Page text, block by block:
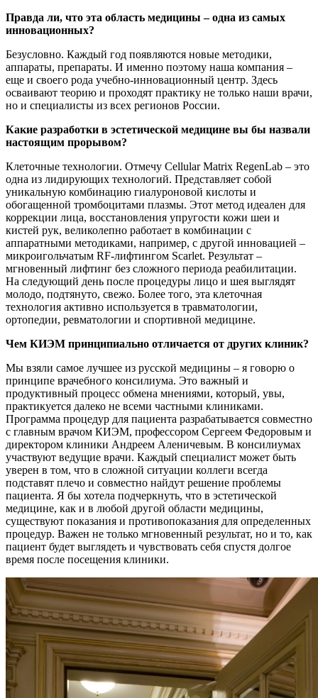
Правда ли, что эта область медицины – одна из самых
инновационных?
Безусловно. Каждый год появляются новые методики,
аппараты, препараты. И именно поэтому наша компания –
еще и своего рода учебно-инновационный центр. Здесь
осваивают теорию и проходят практику не только наши врачи,
но и специалисты из всех регионов России.
Какие разработки в эстетической медицине вы бы назвали
настоящим прорывом?
Клеточные технологии. Отмечу Cellular Matrix RegenLab – это
одна из лидирующих технологий. Представляет собой
уникальную комбинацию гиалуроновой кислоты и
обогащенной тромбоцитами плазмы. Этот метод идеален для
коррекции лица, восстановления упругости кожи шеи и
кистей рук, великолепно работает в комбинации с
аппаратными методиками, например, с другой инновацией –
микроигольчатым RF-лифтингом Scarlet. Результат –
мгновенный лифтинг без сложного периода реабилитации.
На следующий день после процедуры лицо и шея выглядят
молодо, подтянуто, свежо. Более того, эта клеточная
технология активно используется в травматологии,
ортопедии, ревматологии и спортивной медицине.
Чем КИЭМ принципиально отличается от других клиник?
Мы взяли самое лучшее из русской медицины – я говорю о
принципе врачебного консилиума. Это важный и
продуктивный процесс обмена мнениями, который, увы,
практикуется далеко не всеми частными клиниками.
Программа процедур для пациента разрабатывается совместно
с главным врачом КИЭМ, профессором Сергеем Федоровым и
директором клиники Андреем Аленичевым. В консилиумах
участвуют ведущие врачи. Каждый специалист может быть
уверен в том, что в сложной ситуации коллеги всегда
подставят плечо и совместно найдут решение проблемы
пациента. Я бы хотела подчеркнуть, что в эстетической
медицине, как и в любой другой области медицины,
существуют показания и противопоказания для определенных
процедур. Важен не только мгновенный результат, но и то, как
пациент будет выглядеть и чувствовать себя спустя долгое
время после посещения клиники.